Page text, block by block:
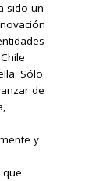
sido un
Sólo
de
y
que